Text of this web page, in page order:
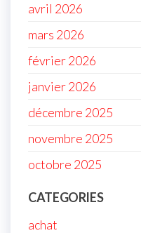
avril 2026
mars 2026
février 2026
janvier 2026
décembre 2025
novembre 2025
octobre 2025
CATEGORIES
achat